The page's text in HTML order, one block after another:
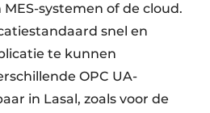
systemen of de cloud.
snel en
te kunnen
OPC UA-
in Lasal, zoals voor de